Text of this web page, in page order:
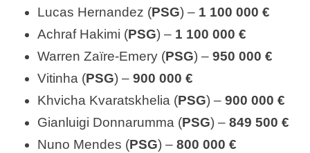
Lucas Hernandez (PSG) – 1 100 000 €
Achraf Hakimi (PSG) – 1 100 000 €
Warren Zaïre-Emery (PSG) – 950 000 €
Vitinha (PSG) – 900 000 €
Khvicha Kvaratskhelia (PSG) – 900 000 €
Gianluigi Donnarumma (PSG) – 849 500 €
Nuno Mendes (PSG) – 800 000 €